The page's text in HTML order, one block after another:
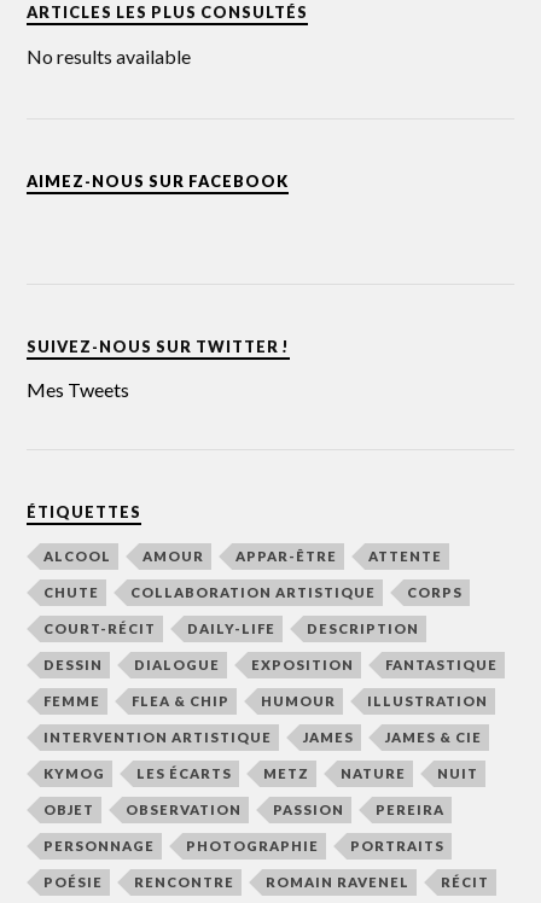
ARTICLES LES PLUS CONSULTÉS
No results available
AIMEZ-NOUS SUR FACEBOOK
SUIVEZ-NOUS SUR TWITTER !
Mes Tweets
ÉTIQUETTES
ALCOOL AMOUR APPAR-ÊTRE ATTENTE
CHUTE COLLABORATION ARTISTIQUE CORPS
COURT-RÉCIT DAILY-LIFE DESCRIPTION
DESSIN DIALOGUE EXPOSITION FANTASTIQUE
FEMME FLEA & CHIP HUMOUR ILLUSTRATION
INTERVENTION ARTISTIQUE JAMES JAMES & CIE
KYMOG LES ÉCARTS METZ NATURE NUIT
OBJET OBSERVATION PASSION PEREIRA
PERSONNAGE PHOTOGRAPHIE PORTRAITS
POÉSIE RENCONTRE ROMAIN RAVENEL RÉCIT